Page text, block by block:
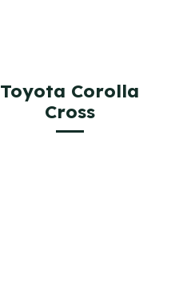
Toyota Corolla
Cross